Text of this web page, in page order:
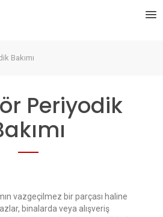
Bakımı
Periyodik
vazgeçilmez bir parçası haline
binalarda veya alışveriş